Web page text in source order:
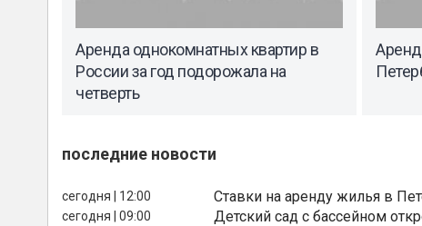
Аренда однокомнатных квартир в
России за год подорожала на
четверть
последние новости
сегодня | 12:00 Ставки на аренду жилья в
сегодня | 09:00 Детский сад с бассейном